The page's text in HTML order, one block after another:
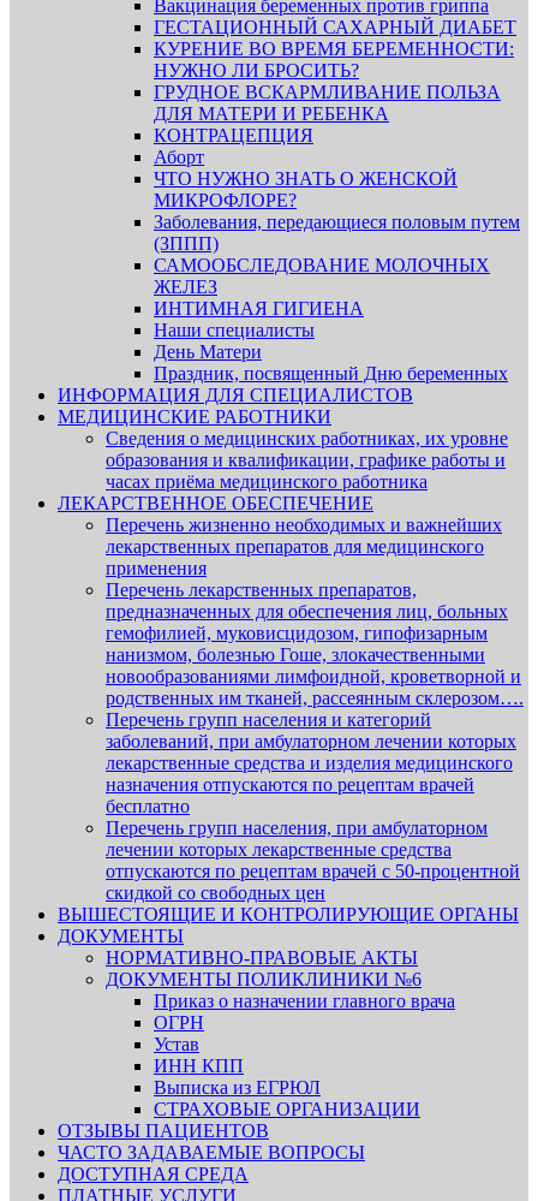
Вакцинация беременных против гриппа
ГЕСТАЦИОННЫЙ САХАРНЫЙ ДИАБЕТ
КУРЕНИЕ ВО ВРЕМЯ БЕРЕМЕННОСТИ:
НУЖНО ЛИ БРОСИТЬ?
ГРУДНОЕ ВСКАРМЛИВАНИЕ ПОЛЬЗА
ДЛЯ МАТЕРИ И РЕБЕНКА
КОНТРАЦЕПЦИЯ
Аборт
ЧТО НУЖНО ЗНАТЬ О ЖЕНСКОЙ
МИКРОФЛОРЕ?
Заболевания, передающиеся половым путем
(ЗППП)
САМООБСЛЕДОВАНИЕ МОЛОЧНЫХ
ЖЕЛЕЗ
ИНТИМНАЯ ГИГИЕНА
Наши специалисты
День Матери
Праздник, посвященный Дню беременных
ИНФОРМАЦИЯ ДЛЯ СПЕЦИАЛИСТОВ
МЕДИЦИНСКИЕ РАБОТНИКИ
Сведения о медицинских работниках, их уровне
образования и квалификации, графике работы и
часах приёма медицинского работника
ЛЕКАРСТВЕННОЕ ОБЕСПЕЧЕНИЕ
Перечень жизненно необходимых и важнейших
лекарственных препаратов для медицинского
применения
Перечень лекарственных препаратов,
предназначенных для обеспечения лиц, больных
гемофилией, муковисцидозом, гипофизарным
нанизмом, болезнью Гоше, злокачественными
новообразованиями лимфоидной, кроветворной и
родственных им тканей, рассеянным склерозом….
Перечень групп населения и категорий
заболеваний, при амбулаторном лечении которых
лекарственные средства и изделия медицинского
назначения отпускаются по рецептам врачей
бесплатно
Перечень групп населения, при амбулаторном
лечении которых лекарственные средства
отпускаются по рецептам врачей с 50-процентной
скидкой со свободных цен
ВЫШЕСТОЯЩИЕ И КОНТРОЛИРУЮЩИЕ ОРГАНЫ
ДОКУМЕНТЫ
НОРМАТИВНО-ПРАВОВЫЕ АКТЫ
ДОКУМЕНТЫ ПОЛИКЛИНИКИ №6
Приказ о назначении главного врача
ОГРН
Устав
ИНН КПП
Выписка из ЕГРЮЛ
СТРАХОВЫЕ ОРГАНИЗАЦИИ
ОТЗЫВЫ ПАЦИЕНТОВ
ЧАСТО ЗАДАВАЕМЫЕ ВОПРОСЫ
ДОСТУПНАЯ СРЕДА
ПЛАТНЫЕ УСЛУГИ